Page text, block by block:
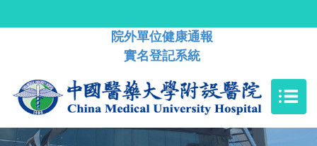
院外單位健康通報
實名登記系統